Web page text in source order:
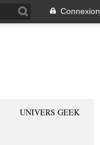
Connexion
UNIVERS GEEK